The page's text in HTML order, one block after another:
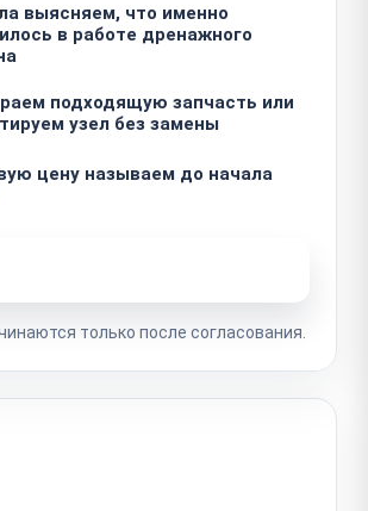
выясняем, что именно
в работе дренажного
подходящую запчасть или
узел без замены
цену называем до начала
только после согласования.